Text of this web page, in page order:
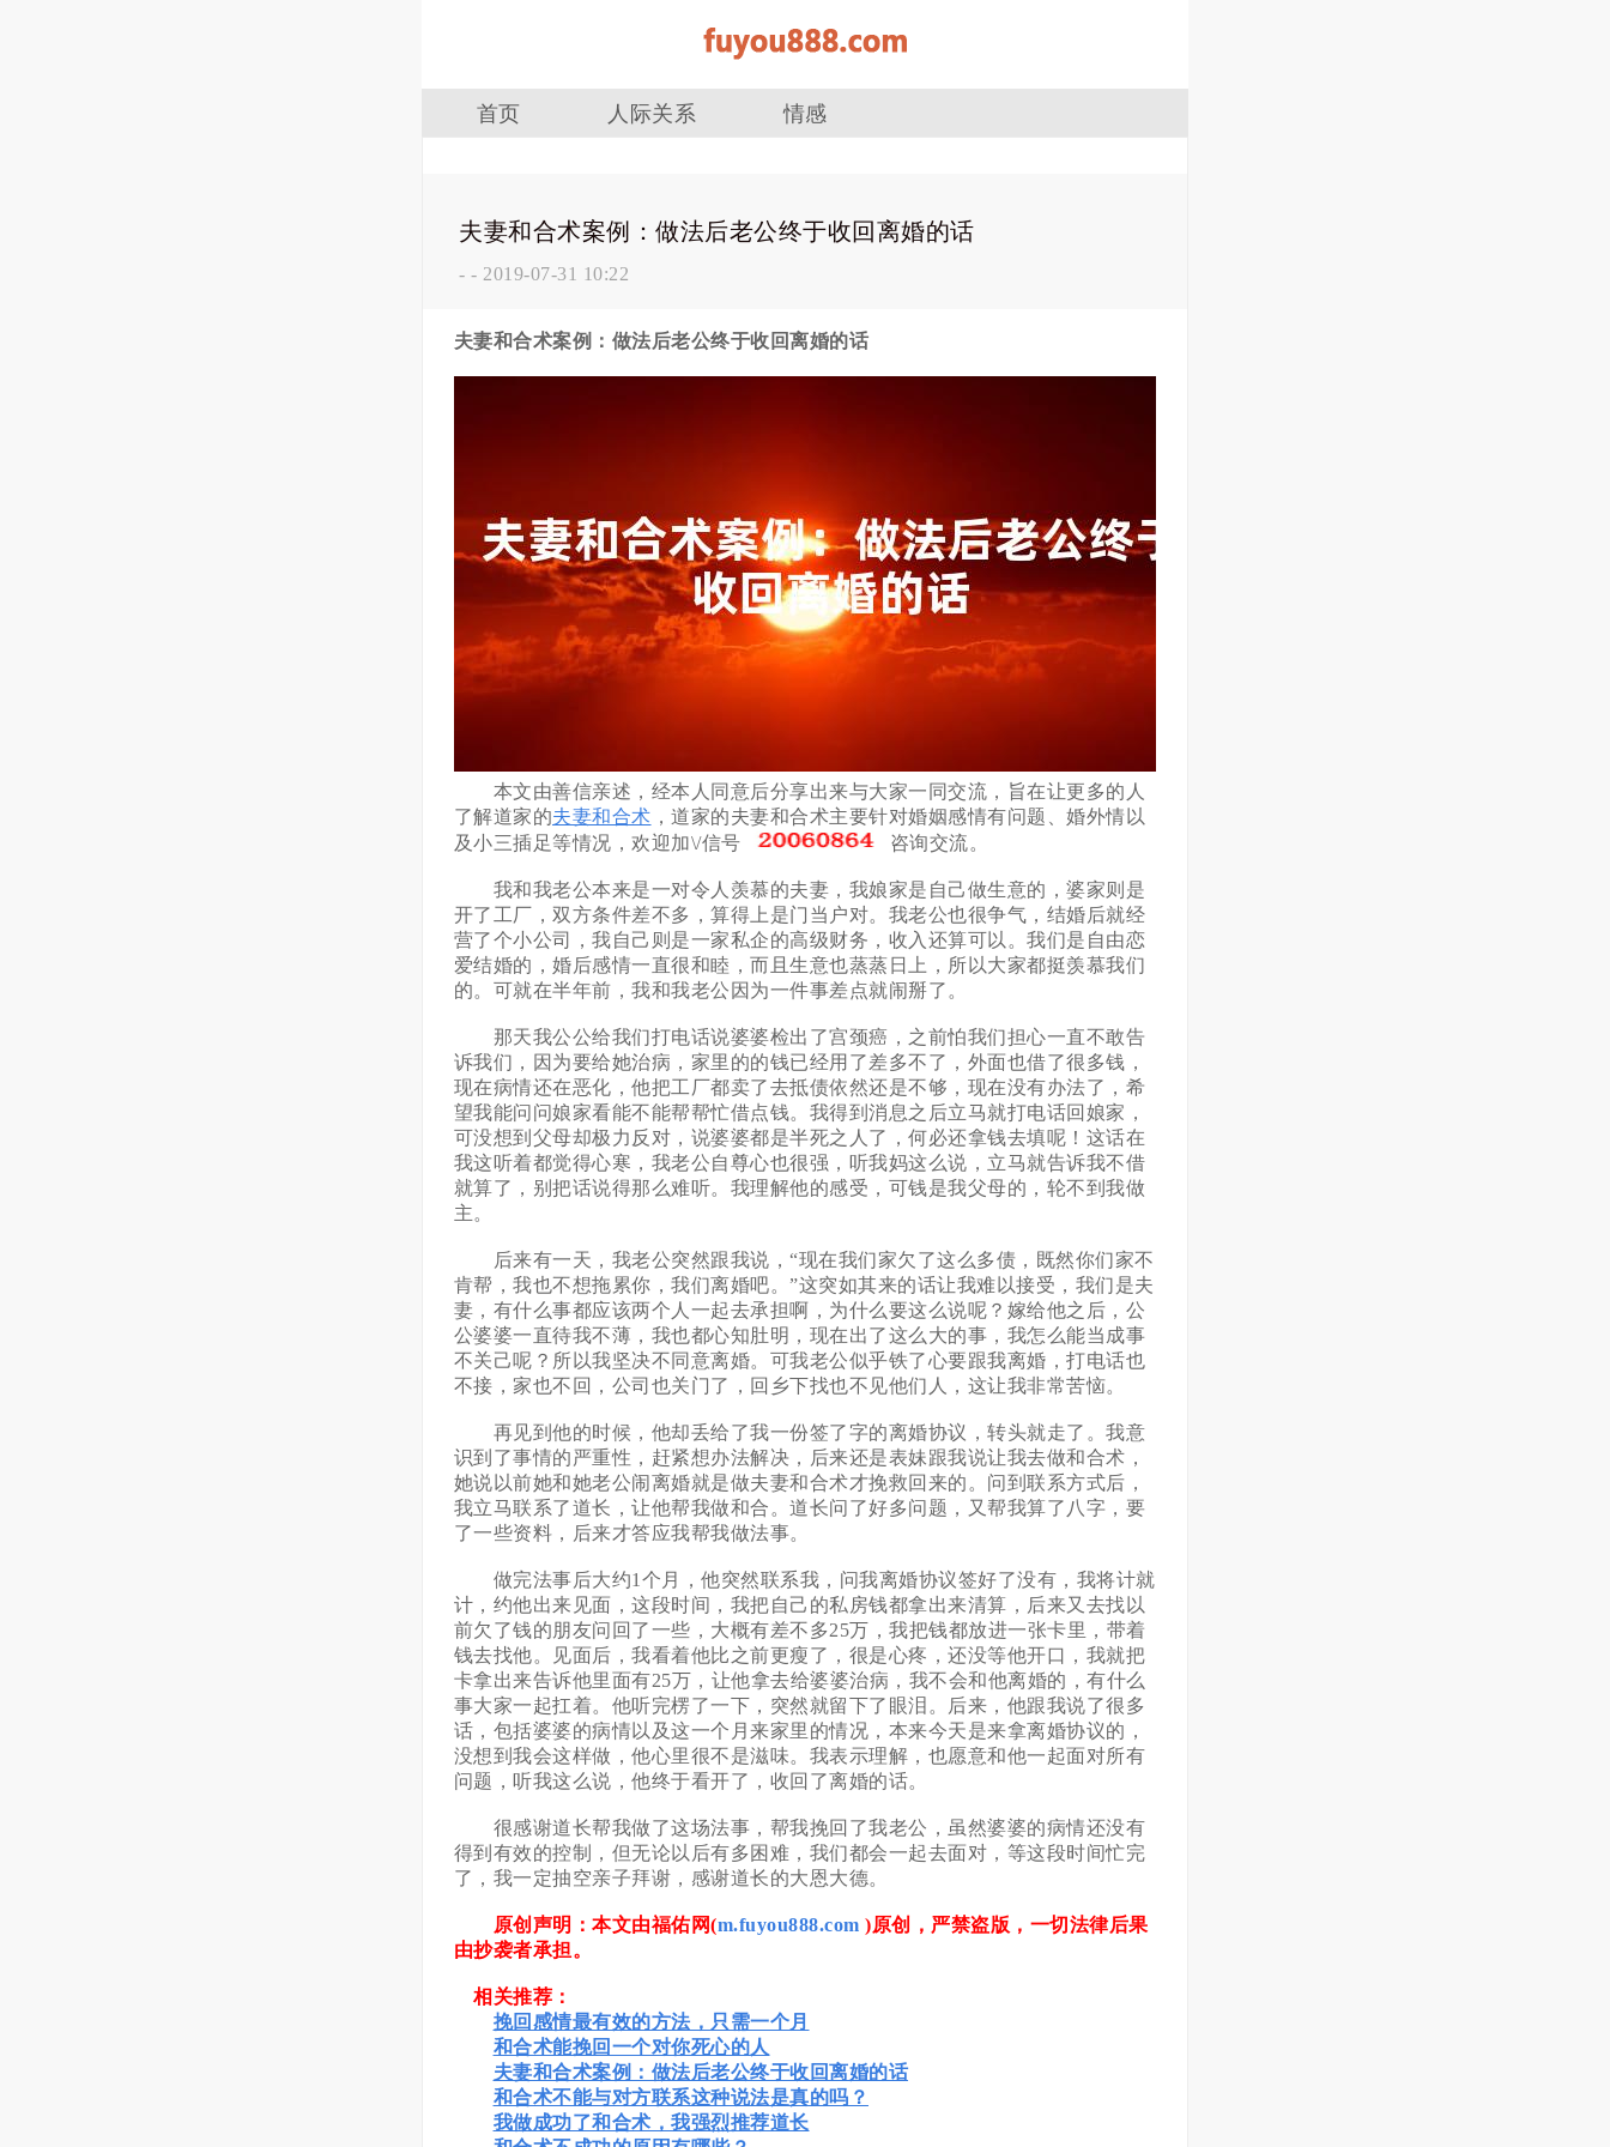
首页 人际关系 情感
夫妻和合术案例：做法后老公终于收回离婚的话
- - 2019-07-31 10:22
夫妻和合术案例：做法后老公终于收回离婚的话
本文由善信亲述，经本人同意后分享出来与大家一同交流，旨在让更多的人
了解道家的夫妻和合术 ，道家的夫妻和合术主要针对婚姻感情有问题、婚外情以
及小三插足等情况，欢迎加\/信号
咨询交流。
我和我老公本来是一对令人羡慕的夫妻，我娘家是自己做生意的，婆家则是
开了工厂，双方条件差不多，算得上是门当户对。我老公也很争气，结婚后就经
营了个小公司，我自己则是一家私企的高级财务，收入还算可以。我们是自由恋
爱结婚的，婚后感情一直很和睦，而且生意也蒸蒸日上，所以大家都挺羡慕我们
的。可就在半年前，我和我老公因为一件事差点就闹掰了。
那天我公公给我们打电话说婆婆检出了宫颈癌，之前怕我们担心一直不敢告
诉我们，因为要给她治病，家里的的钱已经用了差多不了，外面也借了很多钱，
现在病情还在恶化，他把工厂都卖了去抵债依然还是不够，现在没有办法了，希
望我能问问娘家看能不能帮帮忙借点钱。我得到消息之后立马就打电话回娘家，
可没想到父母却极力反对，说婆婆都是半死之人了，何必还拿钱去填呢！这话在
我这听着都觉得心寒，我老公自尊心也很强，听我妈这么说，立马就告诉我不借
就算了，别把话说得那么难听。我理解他的感受，可钱是我父母的，轮不到我做
主。
后来有一天，我老公突然跟我说，“现在我们家欠了这么多债，既然你们家不
肯帮，我也不想拖累你，我们离婚吧。”这突如其来的话让我难以接受，我们是夫
妻，有什么事都应该两个人一起去承担啊，为什么要这么说呢？嫁给他之后，公
公婆婆一直待我不薄，我也都心知肚明，现在出了这么大的事，我怎么能当成事
不关己呢？所以我坚决不同意离婚。可我老公似乎铁了心要跟我离婚，打电话也
不接，家也不回，公司也关门了，回乡下找也不见他们人，这让我非常苦恼。
再见到他的时候，他却丢给了我一份签了字的离婚协议，转头就走了。我意
识到了事情的严重性，赶紧想办法解决，后来还是表妹跟我说让我去做和合术，
她说以前她和她老公闹离婚就是做夫妻和合术才挽救回来的。问到联系方式后，
我立马联系了道长，让他帮我做和合。道长问了好多问题，又帮我算了八字，要
了一些资料，后来才答应我帮我做法事。
做完法事后大约1个月，他突然联系我，问我离婚协议签好了没有，我将计就
计，约他出来见面，这段时间，我把自己的私房钱都拿出来清算，后来又去找以
前欠了钱的朋友问回了一些，大概有差不多25万，我把钱都放进一张卡里，带着
钱去找他。见面后，我看着他比之前更瘦了，很是心疼，还没等他开口，我就把
卡拿出来告诉他里面有25万，让他拿去给婆婆治病，我不会和他离婚的，有什么
事大家一起扛着。他听完楞了一下，突然就留下了眼泪。后来，他跟我说了很多
话，包括婆婆的病情以及这一个月来家里的情况，本来今天是来拿离婚协议的，
没想到我会这样做，他心里很不是滋味。我表示理解，也愿意和他一起面对所有
问题，听我这么说，他终于看开了，收回了离婚的话。
很感谢道长帮我做了这场法事，帮我挽回了我老公，虽然婆婆的病情还没有
得到有效的控制，但无论以后有多困难，我们都会一起去面对，等这段时间忙完
了，我一定抽空亲子拜谢，感谢道长的大恩大德。
原创声明：本文由福佑网(m.fuyou888.com )原创，严禁盗版，一切法律后果
由抄袭者承担。
相关推荐：
挽回感情最有效的方法，只需一个月
和合术能挽回一个对你死心的人
夫妻和合术案例：做法后老公终于收回离婚的话
和合术不能与对方联系这种说法是真的吗？
我做成功了和合术，我强烈推荐道长